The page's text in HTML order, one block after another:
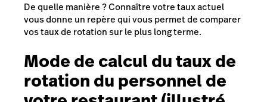
De quelle manière ? Connaître votre taux actuel
vous donne un repère qui vous permet de comparer
vos taux de rotation sur le plus long terme.
Mode de calcul du taux de
rotation du personnel de